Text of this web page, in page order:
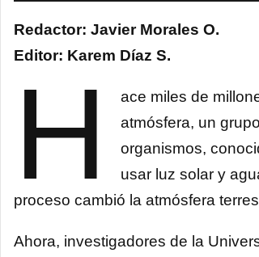
Redactor: Javier Morales O.
Editor: Karem Díaz S.
H
ace miles de
atmósfera, un
organismos,
usar luz solar y
proceso cambió la atmósfera
Ahora, investigadores de la